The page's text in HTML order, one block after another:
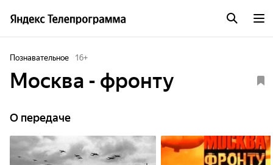
Познавательное 16+
Москва - фронту
О передаче